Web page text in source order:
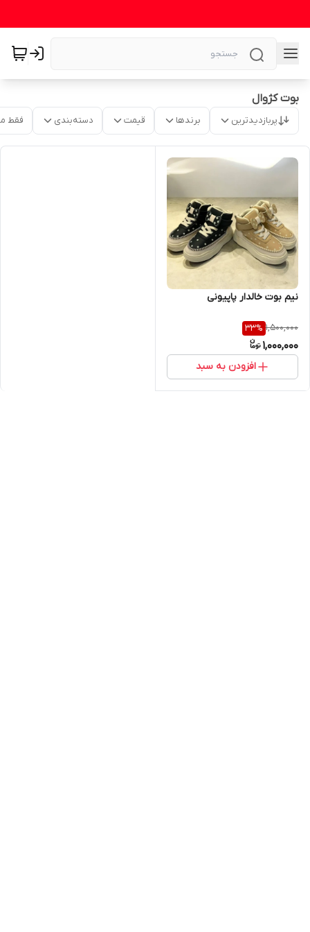
بوت کژوال
پربازدیدترین برندها قیمت دسته‌بندی فقط
نیم بوت خالدار پاپیونی
1,500,000
33%
1,000,000
افزودن به سبد